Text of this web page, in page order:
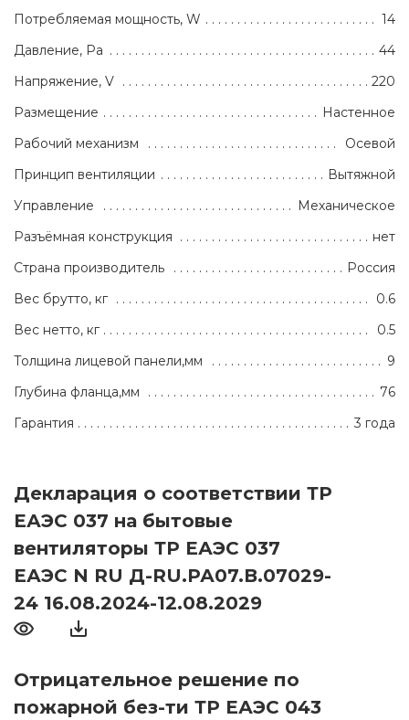
Потребляемая мощность, W
14
Давление, Pa
44
Напряжение, V
220
Размещение
Настенное
Рабочий механизм
Осевой
Принцип вентиляции
Вытяжной
Управление
Механическое
Разъёмная конструкция
нет
Страна производитель
Россия
Вес брутто, кг
0.6
Вес нетто, кг
0.5
Толщина лицевой панели,мм
9
Глубина фланца,мм
76
Гарантия
3 года
Декларация о соответствии ТР
ЕАЭС 037 на бытовые
вентиляторы ТР ЕАЭС 037
ЕАЭС N RU Д-RU.РА07.В.07029-
24 16.08.2024-12.08.2029
Отрицательное решение по
пожарной без-ти ТР ЕАЭС 043